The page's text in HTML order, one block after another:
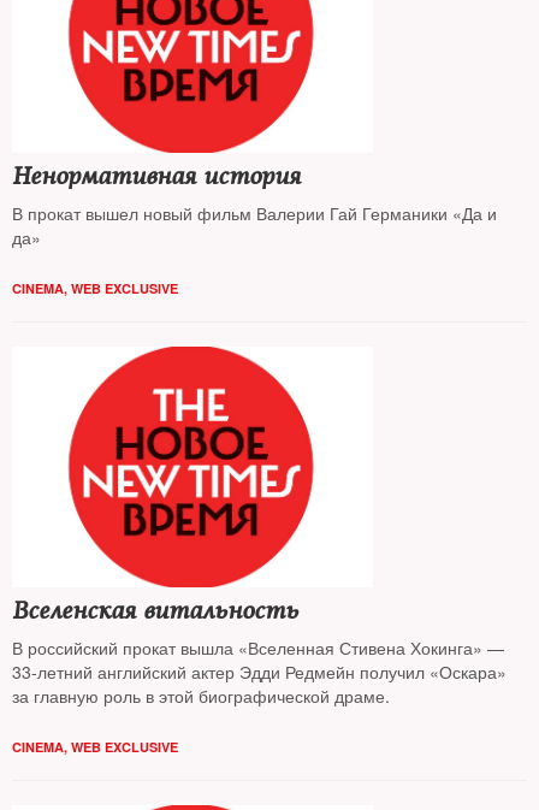
Ненормативная история
В прокат вышел новый фильм Валерии Гай Германики «Да и
да»
CINEMA, WEB EXCLUSIVE
Вселенская витальность
В российский прокат вышла «Вселенная Стивена Хокинга» —
33-летний английский актер Эдди Редмейн получил «Оскара»
за главную роль в этой биографической драме.
CINEMA, WEB EXCLUSIVE